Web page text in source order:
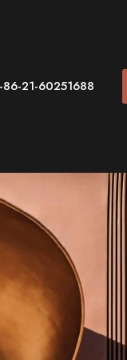
21-60251688